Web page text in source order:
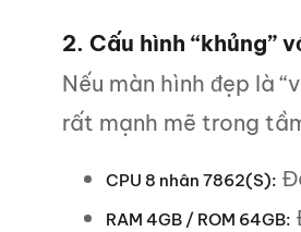
2. Cấu hình “khủng”
Nếu màn hình đẹp là
rất mạnh mẽ trong
CPU 8 nhân 7862(S):
RAM 4GB / ROM 64GB: